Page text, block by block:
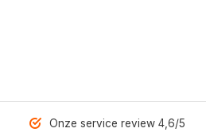
Onze service review 4,6/5